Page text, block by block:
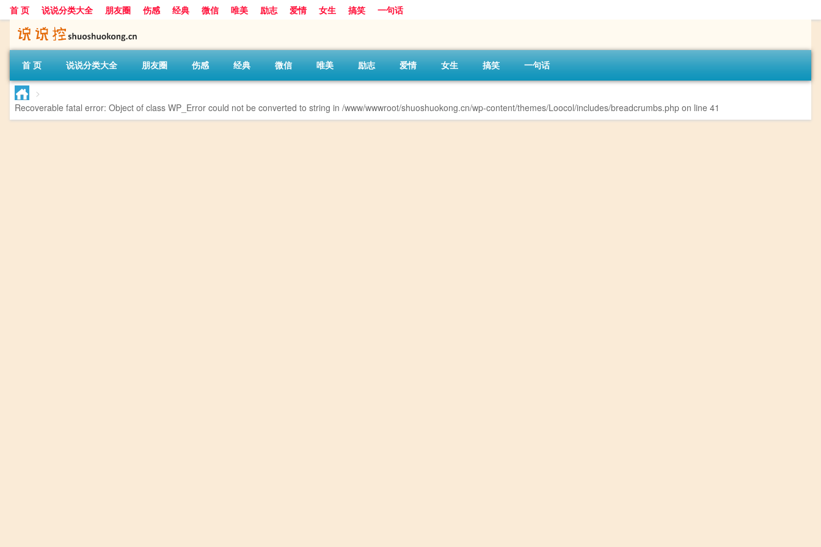
首 页 说说分类大全 朋友圈 伤感 经典 微信 唯美 励志 爱情 女生 搞笑 一句话
首 页 说说分类大全 朋友圈 伤感 经典 微信 唯美 励志 爱情 女生 搞笑 一句话
>
Recoverable fatal error: Object of class WP_Error could not be converted to string in /www/wwwroot/shuoshuokong.cn/wp-content/themes/Loocol/includes/breadcrumbs.php on line 41